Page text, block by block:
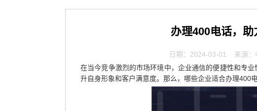
办理400电话，
日期：2024-03-01
来源：
在当今竞争激烈的市场环境中，企业通信的便捷性和专
升自身形象和客户满意度。那么，哪些企业适合办理400电